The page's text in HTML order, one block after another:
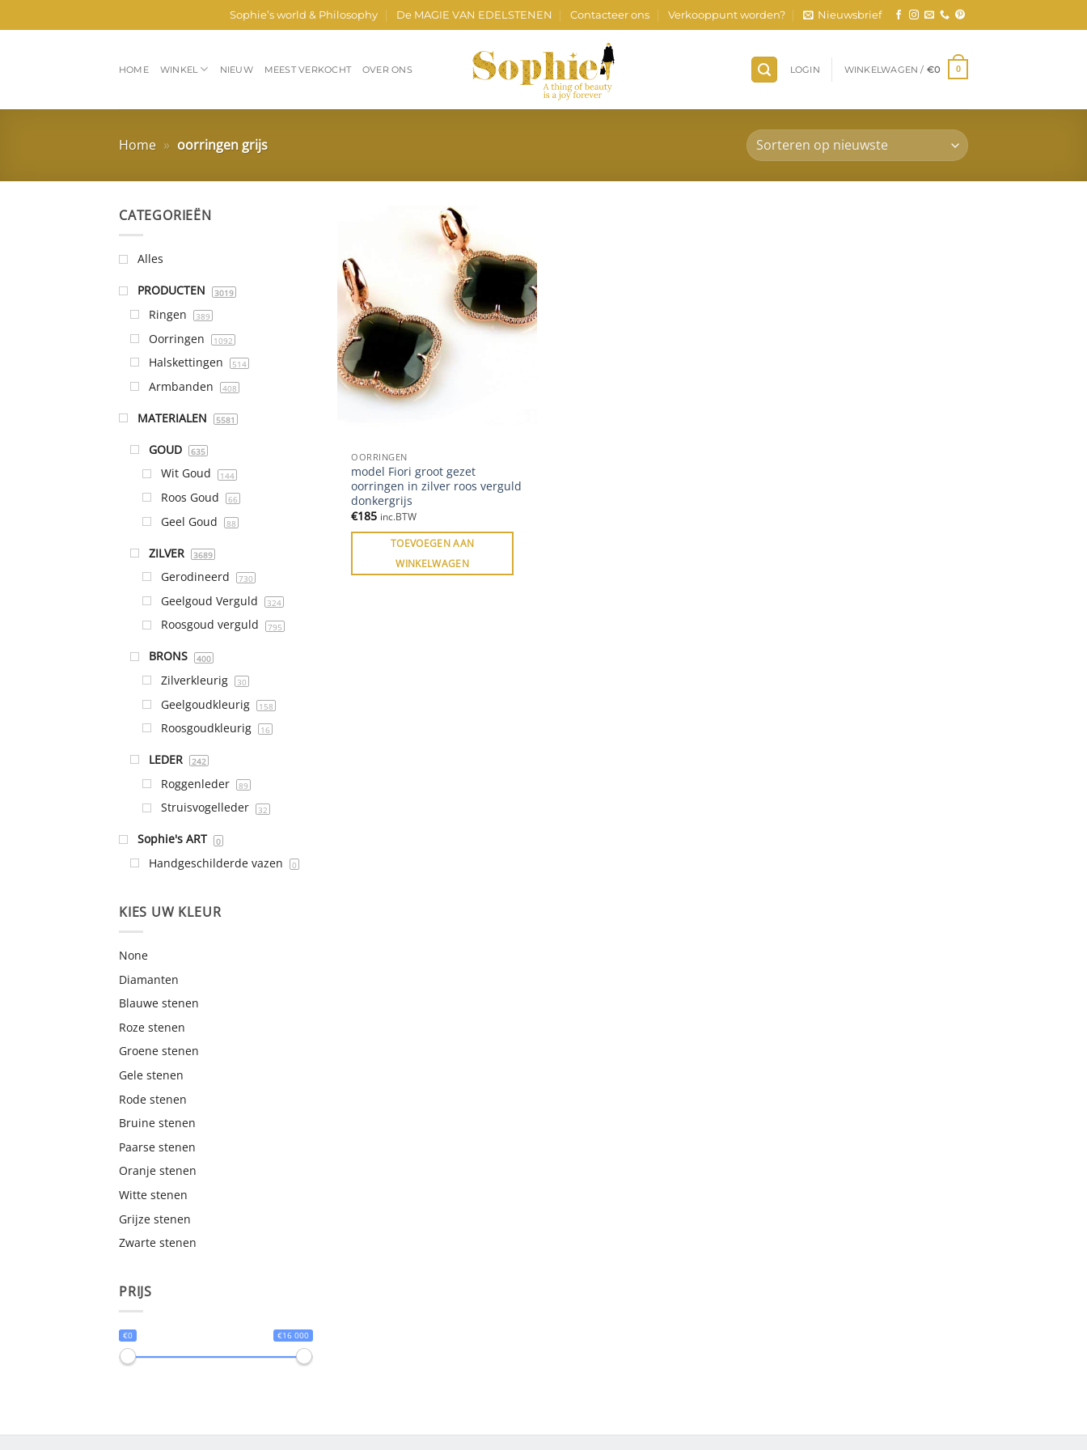
naar
Sophie’s world & Philosophy De MAGIE VAN EDELSTENEN Contacteer ons Verkooppunt worden? Nieuwsbrief
HOME WINKEL NIEUW MEEST VERKOCHT OVER ONS LOGIN WINKELWAGEN / €0 0
Home » oorringen grijs
CATEGORIEËN
Alles
PRODUCTEN 3019
Ringen 389
Oorringen 1092
Halskettingen 514
Armbanden 408
MATERIALEN 5581
GOUD 635
Wit Goud 144
Roos Goud 66
Geel Goud 88
ZILVER 3689
Gerodineerd 730
Geelgoud Verguld 324
Roosgoud verguld 795
BRONS 400
Zilverkleurig 30
Geelgoudkleurig 158
Roosgoudkleurig 16
LEDER 242
Roggenleder 89
Struisvogelleder 32
Sophie's ART 0
Handgeschilderde vazen 0
KIES UW KLEUR
None
Diamanten
Blauwe stenen
Roze stenen
Groene stenen
Gele stenen
Rode stenen
Bruine stenen
Paarse stenen
Oranje stenen
Witte stenen
Grijze stenen
Zwarte stenen
PRIJS
€0 €16 000
OORRINGEN
model Fiori groot gezet
oorringen in zilver roos verguld
donkergrijs
€185 inc.BTW
TOEVOEGEN AAN
WINKELWAGEN